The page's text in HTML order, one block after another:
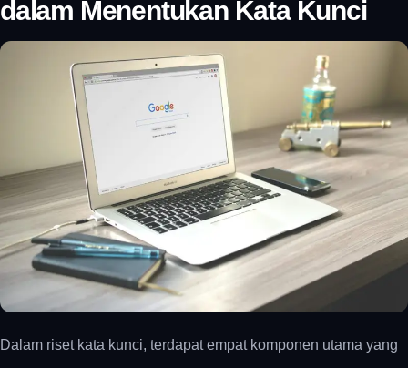
dalam Menentukan Kata Kunci
Dalam riset kata kunci, terdapat empat komponen utama yang